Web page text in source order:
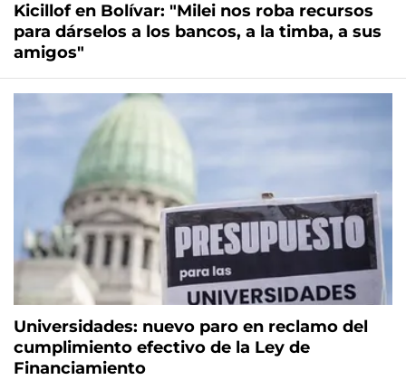
Kicillof en Bolívar: "Milei nos roba recursos
para dárselos a los bancos, a la timba, a sus
amigos"
Universidades: nuevo paro en reclamo del
cumplimiento efectivo de la Ley de
Financiamiento